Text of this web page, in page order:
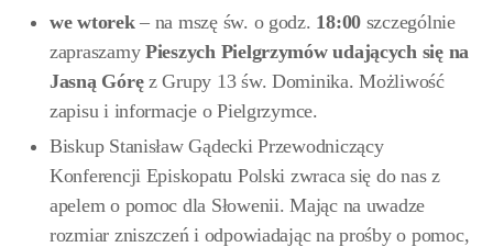
we wtorek– na mszę św. o godz. 18:00 szczególnie
zapraszamyPieszych Pielgrzymów udających się na
Jasną Góręz Grupy 13 św. Dominika. Możliwość
zapisu i informacje o Pielgrzymce.
Biskup Stanisław Gądecki Przewodniczący
Konferencji Episkopatu Polski zwraca się do nas z
apelem o pomoc dla Słowenii. Mając na uwadze
rozmiar zniszczeń i odpowiadając na prośby o pomoc,